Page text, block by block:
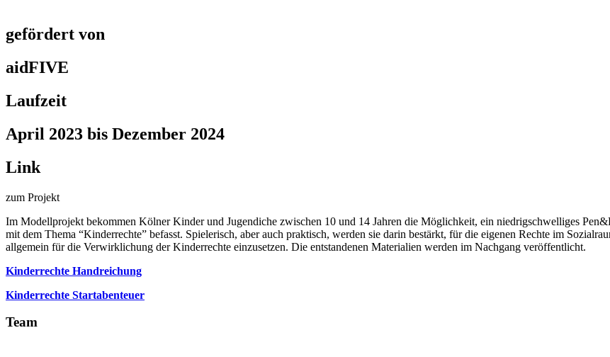
gefördert von
aidFIVE
Laufzeit
April 2023 bis Dezember 2024
Link
zum Projekt
Im Modellprojekt bekommen Kölner Kinder und Jugendiche zwischen 10 und 14 Jahren die Möglichkeit, ein niedrigschwelliges
mit dem Thema “Kinderrechte” befasst. Spielerisch, aber auch praktisch, werden sie darin bestärkt, für die eigenen Rechte im
allgemein für die Verwirklichung der Kinderrechte einzusetzen. Die entstandenen Materialien werden im Nachgang veröffentlicht.
Kinderrechte Handreichung
Kinderrechte Startabenteuer
Team